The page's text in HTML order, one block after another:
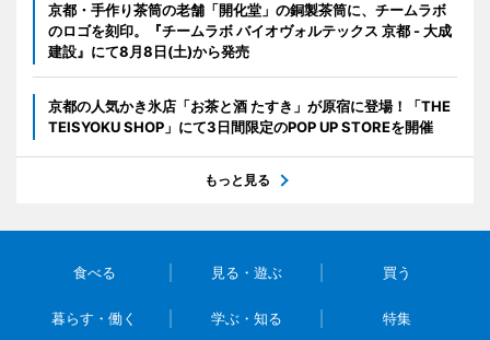
京都・手作り茶筒の老舗「開化堂」の銅製茶筒に、チームラボ
のロゴを刻印。『チームラボ バイオヴォルテックス 京都 - 大成
建設』にて8月8日(土)から発売
京都の人気かき氷店「お茶と酒 たすき」が原宿に登場！「THE
TEISYOKU SHOP」にて3日間限定のPOP UP STOREを開催
もっと見る
食べる 見る・遊ぶ 買う
暮らす・働く 学ぶ・知る 特集